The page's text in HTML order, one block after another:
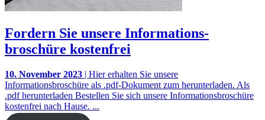
Fordern Sie unsere Informations-
broschüre kostenfrei
10. November 2023 | Hier erhalten Sie unsere
Informationsbroschüre als .pdf-Dokument zum herunterladen. Als
.pdf herunterladen Bestellen Sie sich unsere Informationsbroschüre
kostenfrei nach Hause. ...